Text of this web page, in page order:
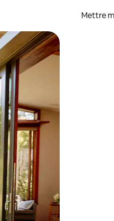
Mettre
en faisant glisser.